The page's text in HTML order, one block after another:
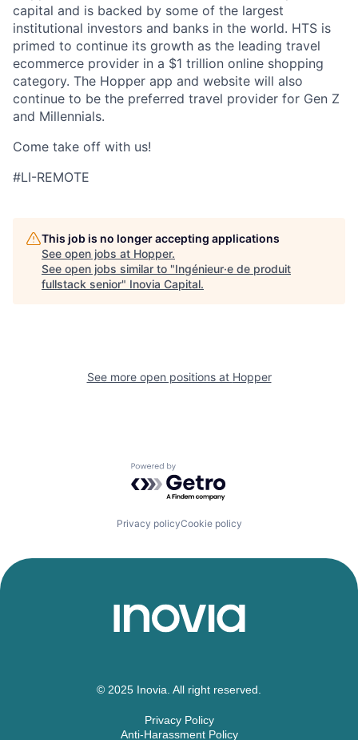
capital and is backed by some of the largest
institutional investors and banks in the world. HTS is
primed to continue its growth as the leading travel
ecommerce provider in a $1 trillion online shopping
category. The Hopper app and website will also
continue to be the preferred travel provider for Gen Z
and Millennials.
Come take off with us!
#LI-REMOTE
This job is no longer accepting applications
See open jobs at Hopper.
See open jobs similar to "Ingénieur·e de produit
fullstack senior" Inovia Capital.
See more open positions at Hopper
Powered by Getro.com
Privacy policyCookie policy
© 2025 Inovia. All right reserved.
Privacy Policy
Anti-Harassment Policy